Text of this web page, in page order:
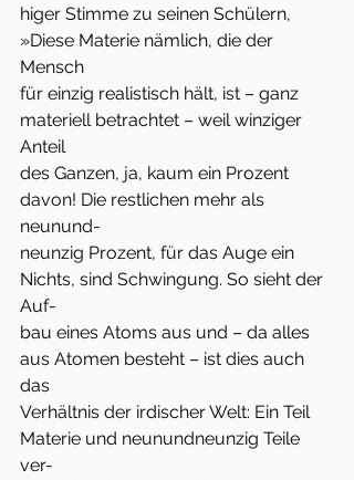
higer Stimme zu seinen Schülern,
»Diese Materie nämlich, die der
Mensch
für einzig realistisch hält, ist – ganz
materiell betrachtet – weil winziger
Anteil
des Ganzen, ja, kaum ein Prozent
davon! Die restlichen mehr als
neunund-
neunzig Prozent, für das Auge ein
Nichts, sind Schwingung. So sieht der
Auf-
bau eines Atoms aus und – da alles
aus Atomen besteht – ist dies auch
das
Verhältnis der irdischer Welt: Ein Teil
Materie und neunundneunzig Teile
ver-